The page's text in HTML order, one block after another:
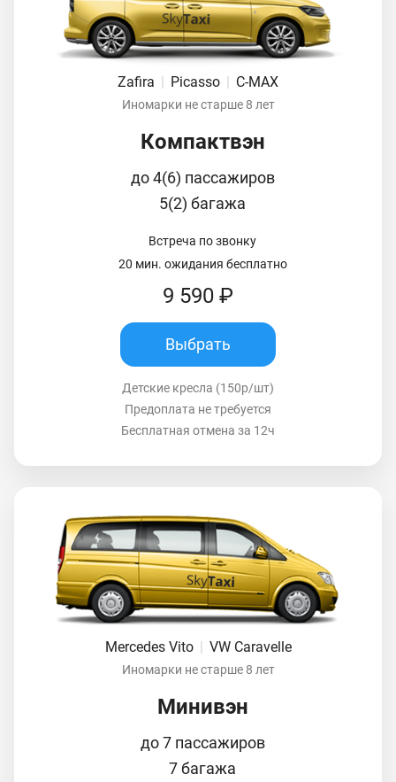
Zafira | Picasso | C-MAX
Иномарки не старше 8 лет
Компактвэн
до 4(6) пассажиров
5(2) багажа
Встреча по звонку
20 мин. ожидания бесплатно
9 590 ₽
Выбрать
Детские кресла (150р/шт)
Предоплата не требуется
Бесплатная отмена за 12ч
Mercedes Vito VW Caravelle
Иномарки не старше 8 лет
Минивэн
до 7 пассажиров
7 багажа